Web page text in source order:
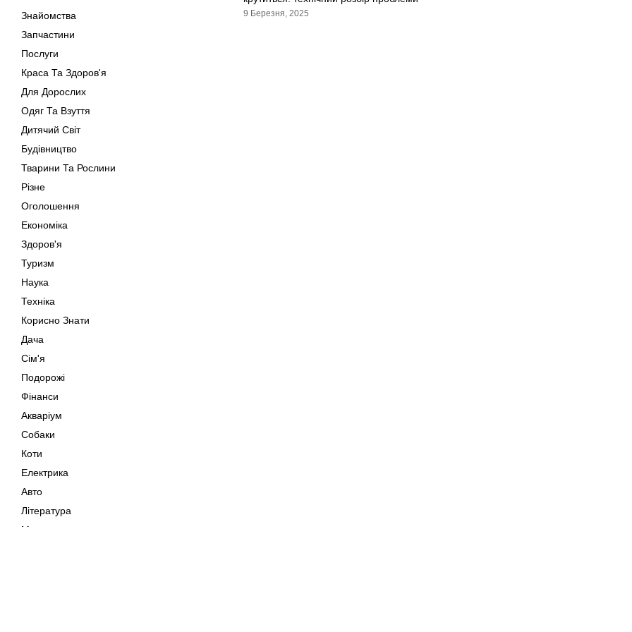
Знайомства
Запчастини
Послуги
Краса Та Здоров'я
Для Дорослих
Одяг Та Взуття
Дитячий Світ
Будівництво
Тварини Та Рослини
Різне
Оголошення
Економіка
Здоров'я
Туризм
Наука
Техніка
Корисно Знати
Дача
Сім'я
Подорожі
Фінанси
Акваріум
Собаки
Коти
Електрика
Авто
Література
Музика
9 Березня, 2025